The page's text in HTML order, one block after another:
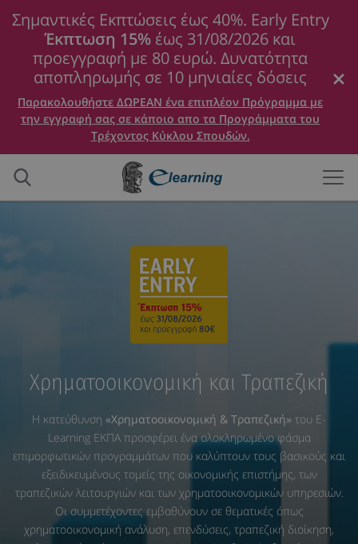
Σημαντικές Εκπτώσεις έως 40%. Early Entry
Έκπτωση 15% έως 31/08/2026 και
προεγγραφή με 80 ευρώ. Δυνατότητα
αποπληρωμής σε 10 μηνιαίες δόσεις
Παρακολουθήστε ΔΩΡΕΑΝ ένα επιπλέον Πρόγραμμα με
την εγγραφή σας σε κάποιο απο τα Προγράμματα του
Τρέχοντος Κύκλου Σπουδών.
Χρηματοοικονομική και Τραπεζική
Η κατεύθυνση «Χρηματοοικονομική & Τραπεζική» του E-
Learning ΕΚΠΑ προσφέρει ένα ολοκληρωμένο φάσμα
επιμορφωτικών προγραμμάτων που καλύπτουν τους βασικούς και
εξειδικευμένους τομείς της οικονομικής επιστήμης, των
τραπεζικών λειτουργιών και των χρηματοοικονομικών υπηρεσιών.
Οι συμμετέχοντες εμβαθύνουν σε θεματικές όπως
χρηματοοικονομική ανάλυση, επενδύσεις, τραπεζική διοίκηση,